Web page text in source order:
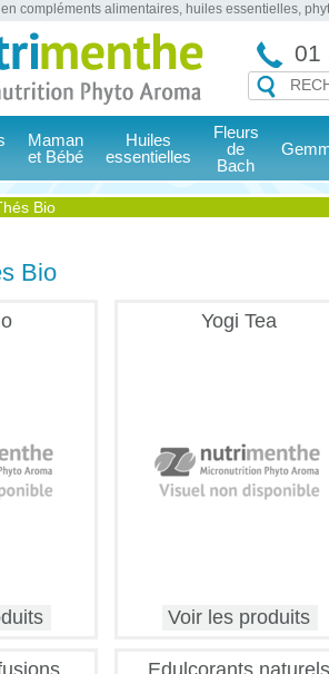
compléments alimentaires, huiles essentielles,
01
Maman
et Bébé
Huiles
essentielles
Fleurs
de
Bach
Bio
Bio
Yogi Tea
Voir les produits
Edulcorants